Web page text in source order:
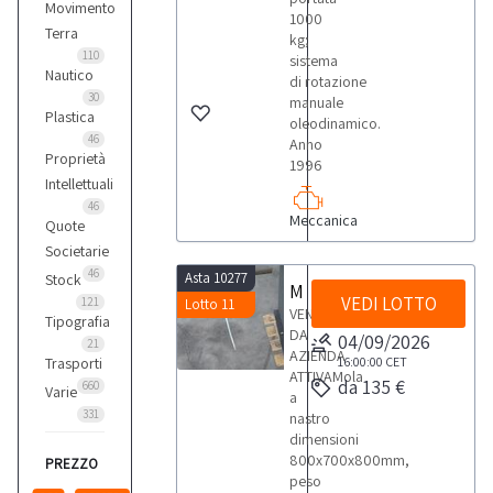
Movimento
Terra
110
Nautico
30
Plastica
46
Proprietà
Intellettuali
46
Quote
Societarie
46
Stock
121
Tipografia
21
Trasporti
660
Varie
331
PREZZO
1000
kg;
sistema
di rotazione
manuale
oleodinamico.
Anno
1996
Meccanica
Asta 10277
Lotto 11
VENDITA
DA
AZIENDA
ATTIVAMola
a
nastro
dimensioni
800x700x800mm,
peso
VEDI LOTTO
04/09/2026
16:00:00 CET
da 135 €